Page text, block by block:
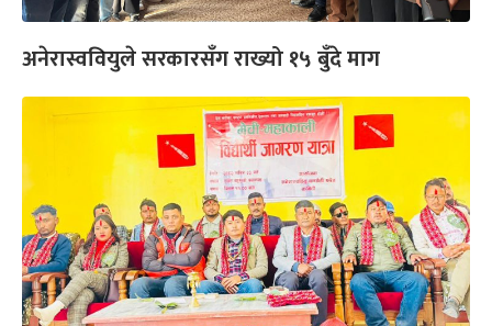
अनेरास्ववियुले सरकारसँग राख्यो १५ बुँदे माग